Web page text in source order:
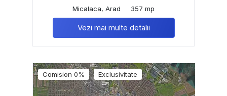
Micalaca, Arad
357 mp
Vezi mai multe detalii
Comision 0% Exclusivitate